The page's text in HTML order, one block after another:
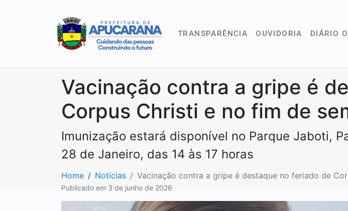
TRANSPARÊNCIA OUVIDORIA DIÁRIO
Vacinação contra a gripe é
Corpus Christi e no fim de
Imunização estará disponível no Parque Jaboti,
28 de Janeiro, das 14 às 17 horas
Home Notícias Vacinação contra a gripe é destaque no feriado de
Publicado em 3 de junho de 2026